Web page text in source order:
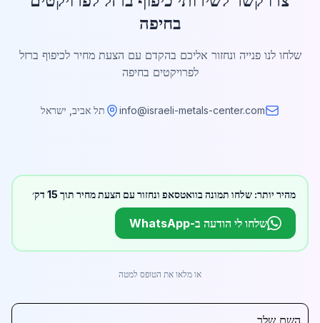
בחיפה
שלחו לנו פנייה ונחזור אליכם בהקדם עם הצעת מחיר לכיפוף ברזל
לפרויקטים בחיפה
info@israeli-metals-center.com תל אביב, ישראל
מהיר יותר: שלחו תמונה בוואטסאפ ונחזור עם הצעת מחיר תוך 15 דק׳
שלחו לי הודעה ב-WhatsApp
או מלאו את הטופס למטה